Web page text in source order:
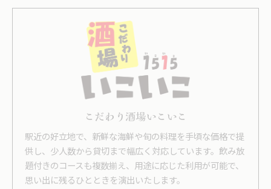
こだわり酒場いこいこ
駅近の好立地で、新鮮な海鮮や旬の料理を手頃な価格で提
供し、少人数から貸切まで幅広く対応しています。飲み放
題付きのコースも複数揃え、用途に応じた利用が可能で、
思い出に残るひとときを演出いたします。